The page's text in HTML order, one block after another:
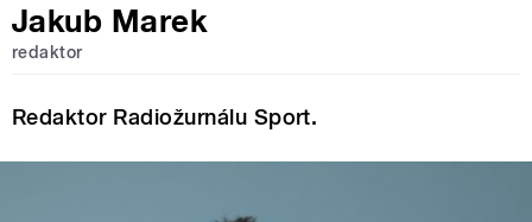
Jakub Marek
redaktor
Redaktor Radiožurnálu Sport.